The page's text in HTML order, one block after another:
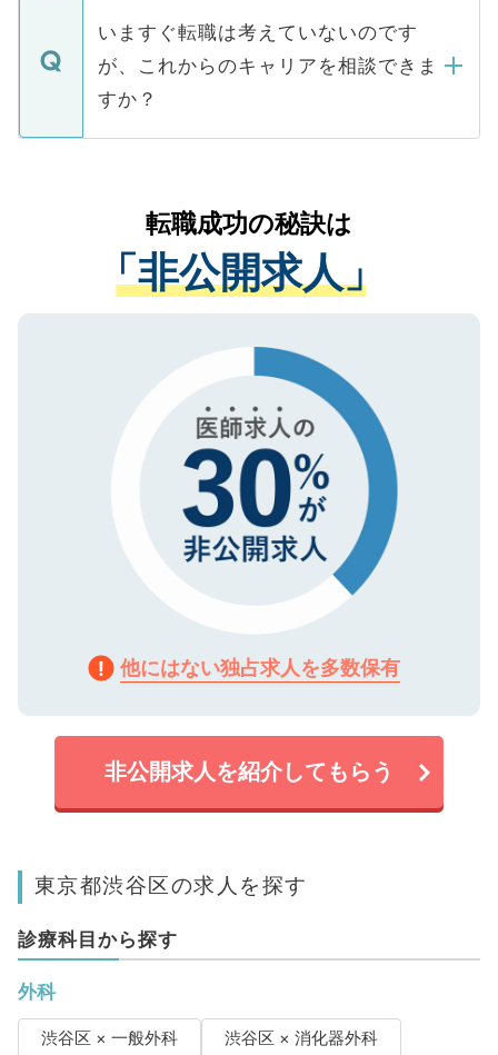
に、医療機関が求める条件に合った人材の
みを人材紹介会社に依頼するケースが増え
ています。
の辞退の連絡はキャリアパートナーが行い
で、ご安心ください。当サイトからの登録
などで収集したご登録者様の個人情報は、
ご本人のキャリアアップおよび転職活動の
支援を目的に使用いたします。お預かりし
ているすべての個人データはご本人の許可
は、個人情報の取り扱いについての厳密な
管理基準を満たした事業者のみに付与され
る、プライバシーマークを取得済みです。
で、機密保持に関してもご安心ください。
いますぐ転職は考えていないのです
が、これからのキャリアを相談できま
すか？
かがいして、現在の医療機関の状況や紹介
経験をまじえながら、適切なアドバイスを
させていただきます。すぐにご転職をされ
ない方には、長期的なサポートが可能です
ので、まずはご登録ください。
転職成功の秘訣は
「非公開求人」
他にはない独占求人を多数保有
非公開求人を紹介してもらう
東京都渋谷区の求人を探す
診療科目から探す
外科
渋谷区 × 一般外科 渋谷区 × 消化器外科